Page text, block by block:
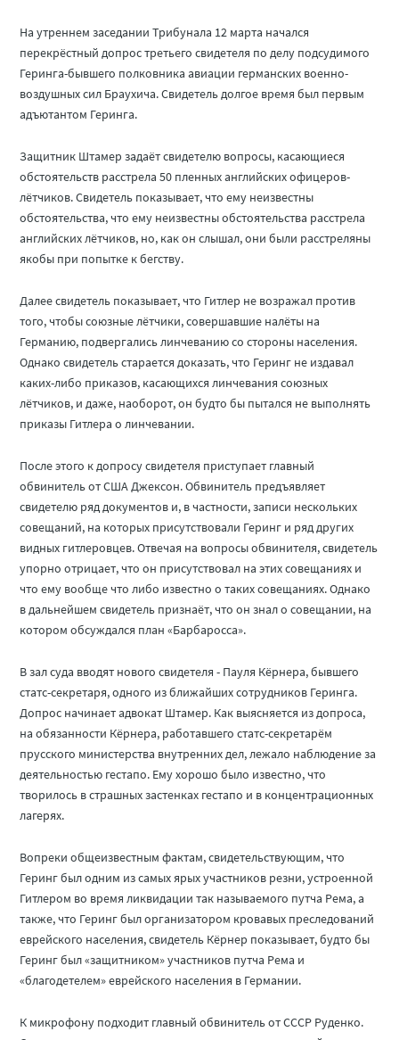
На утреннем заседании Трибунала 12 марта начался
перекрёстный допрос третьего свидетеля по делу подсудимого
Геринга-бывшего полковника авиации германских военно-
воздушных сил Браухича. Свидетель долгое время был первым
адъютантом Геринга.
Защитник Штамер задаёт свидетелю вопросы, касающиеся
обстоятельств расстрела 50 пленных английских офицеров-
лётчиков. Свидетель показывает, что ему неизвестны
обстоятельства, что ему неизвестны обстоятельства расстрела
английских лётчиков, но, как он слышал, они были расстреляны
якобы при попытке к бегству.
Далее свидетель показывает, что Гитлер не возражал против
того, чтобы союзные лётчики, совершавшие налёты на
Германию, подвергались линчеванию со стороны населения.
Однако свидетель старается доказать, что Геринг не издавал
каких-либо приказов, касающихся линчевания союзных
лётчиков, и даже, наоборот, он будто бы пытался не выполнять
приказы Гитлера о линчевании.
После этого к допросу свидетеля приступает главный
обвинитель от США Джексон. Обвинитель предъявляет
свидетелю ряд документов и, в частности, записи нескольких
совещаний, на которых присутствовали Геринг и ряд других
видных гитлеровцев. Отвечая на вопросы обвинителя, свидетель
упорно отрицает, что он присутствовал на этих совещаниях и
что ему вообще что либо известно о таких совещаниях. Однако
в дальнейшем свидетель признаёт, что он знал о совещании, на
котором обсуждался план «Барбаросса».
В зал суда вводят нового свидетеля - Пауля Кёрнера, бывшего
статс-секретаря, одного из ближайших сотрудников Геринга.
Допрос начинает адвокат Штамер. Как выясняется из допроса,
на обязанности Кёрнера, работавшего статс-секретарём
прусского министерства внутренних дел, лежало наблюдение за
деятельностью гестапо. Ему хорошо было известно, что
творилось в страшных застенках гестапо и в концентрационных
лагерях.
Вопреки общеизвестным фактам, свидетельствующим, что
Геринг был одним из самых ярых участников резни, устроенной
Гитлером во время ликвидации так называемого путча Рема, а
также, что Геринг был организатором кровавых преследований
еврейского населения, свидетель Кёрнер показывает, будто бы
Геринг был «защитником» участников путча Рема и
«благодетелем» еврейского населения в Германии.
К микрофону подходит главный обвинитель от СССР Руденко.